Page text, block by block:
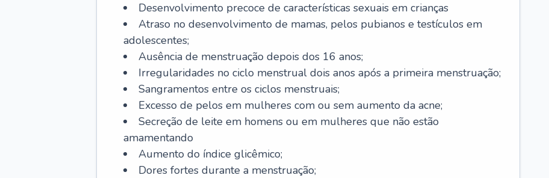
Desenvolvimento precoce de características sexuais em crianças
Atraso no desenvolvimento de mamas, pelos pubianos e testículos em
adolescentes;
Ausência de menstruação depois dos 16 anos;
Irregularidades no ciclo menstrual dois anos após a primeira menstruação;
Sangramentos entre os ciclos menstruais;
Excesso de pelos em mulheres com ou sem aumento da acne;
Secreção de leite em homens ou em mulheres que não estão
amamentando
Aumento do índice glicêmico;
Dores fortes durante a menstruação;